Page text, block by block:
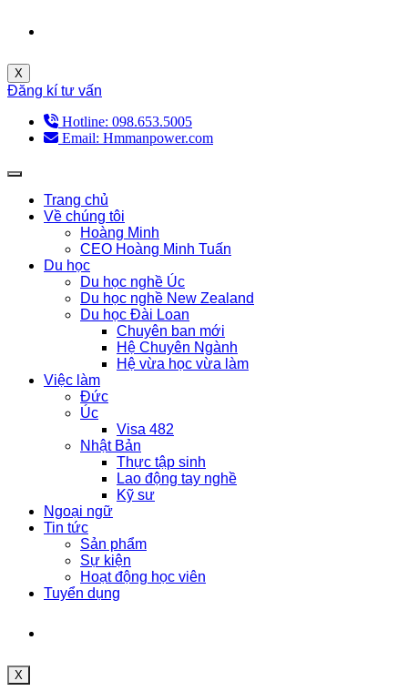
X
Đăng kí tư vấn
Hotline: 098.653.5005
Email: Hmmanpower.com
Trang chủ
Về chúng tôi
Hoàng Minh
CEO Hoàng Minh Tuấn
Du học
Du học nghề Úc
Du học nghề New Zealand
Du học Đài Loan
Chuyên ban mới
Hệ Chuyên Ngành
Hệ vừa học vừa làm
Việc làm
Đức
Úc
Visa 482
Nhật Bản
Thực tập sinh
Lao động tay nghề
Kỹ sư
Ngoại ngữ
Tin tức
Sản phẩm
Sự kiện
Hoạt động học viên
Tuyển dụng
X